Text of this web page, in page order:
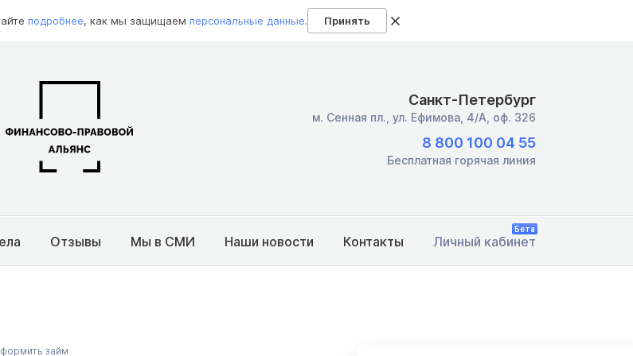
подробнее, как мы защищаем персональные данные. Принять
Санкт-Петербург
м. Сенная пл., ул. Ефимова, 4/А, оф. 326
8 800 100 04 55
Бесплатная горячая линия
Отзывы Мы в СМИ Наши новости Контакты Личный кабинет
Бета
займ